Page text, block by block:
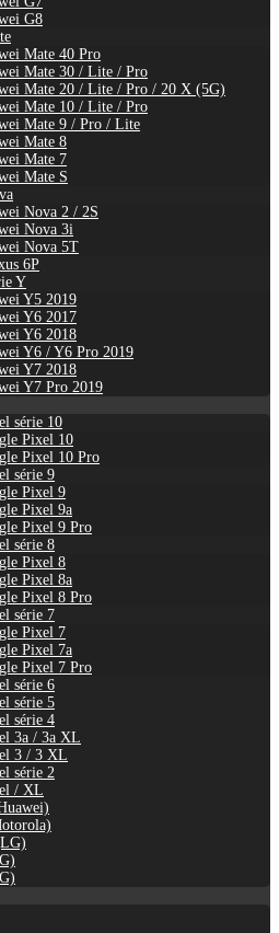
G8
Mate 40 Pro
Mate 30 / Lite / Pro
Mate 20 / Lite / Pro / 20 X (5G)
Mate 10 / Lite / Pro
Mate 9 / Pro / Lite
Mate 8
Mate 7
Mate S
Nova 2 / 2S
Nova 3i
Nova 5T
6P
Y
Y5 2019
Y6 2017
Y6 2018
Y6 / Y6 Pro 2019
Y7 2018
Y7 Pro 2019
série 10
Pixel 10
Pixel 10 Pro
série 9
Pixel 9
Pixel 9a
Pixel 9 Pro
série 8
Pixel 8
Pixel 8a
Pixel 8 Pro
série 7
Pixel 7
Pixel 7a
Pixel 7 Pro
série 6
série 5
série 4
3a / 3a XL
3 / 3 XL
série 2
/ XL